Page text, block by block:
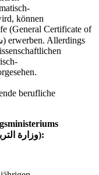
können
(General Certificate of
berufliche
(Minstry of Education, MoE, وزارة التربية والتعليم):